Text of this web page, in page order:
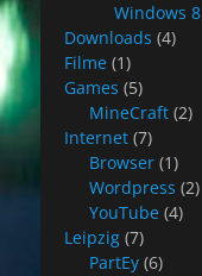
Windows 8
Downloads (4)
Filme (1)
Games (5)
MineCraft (2)
Internet (7)
Browser (1)
Wordpress (2)
YouTube (4)
Leipzig (7)
PartEy (6)